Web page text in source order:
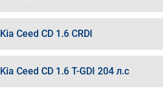
Kia Ceed CD 1.6 CRDI
Kia Ceed CD 1.6 T-GDI 204 л.с